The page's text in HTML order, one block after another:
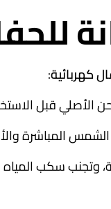
كهربائية:
سكب المياه